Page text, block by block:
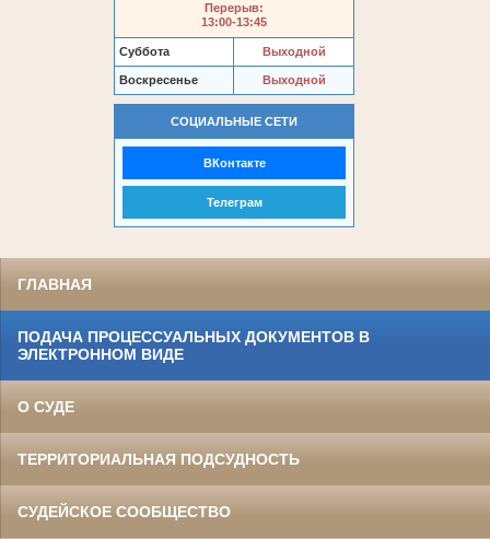
Перерыв:
13:00-13:45
Суббота Выходной
Воскресенье Выходной
СОЦИАЛЬНЫЕ СЕТИ
ВКонтакте
Телеграм
ГЛАВНАЯ
ПОДАЧА ПРОЦЕССУАЛЬНЫХ ДОКУМЕНТОВ В
ЭЛЕКТРОННОМ ВИДЕ
О СУДЕ
ТЕРРИТОРИАЛЬНАЯ ПОДСУДНОСТЬ
СУДЕЙСКОЕ СООБЩЕСТВО